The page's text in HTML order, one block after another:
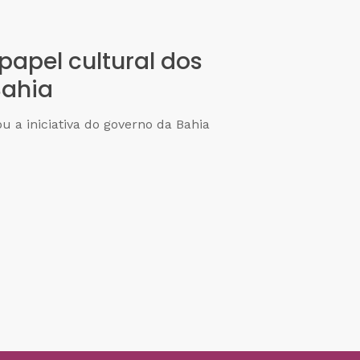
cultural dos
a iniciativa do governo da Bahia